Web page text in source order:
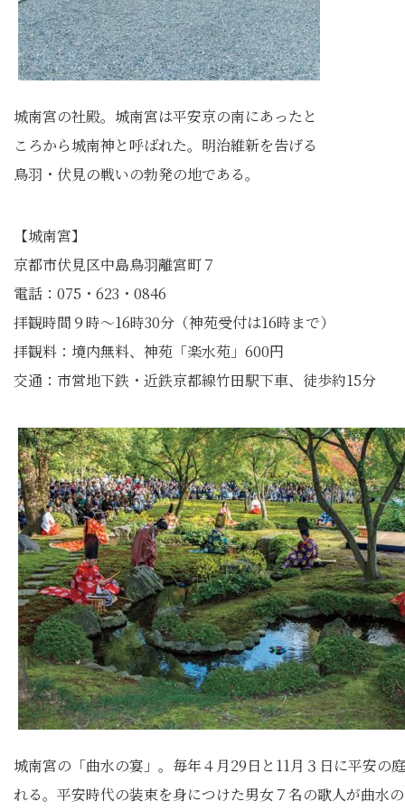
城南宮の社殿。城南宮は平安京の南にあったと
ころから城南神と呼ばれた。明治維新を告げる
鳥羽・伏見の戦いの勃発の地である。
【城南宮】
京都市伏見区中島鳥羽離宮町７
電話：075・623・0846
拝観時間９時～16時30分（神苑受付は16時まで）
拝観料：境内無料、神苑「楽水苑」600円
交通：市営地下鉄・近鉄京都線竹田駅下車、徒歩約15分
城南宮の「曲水の宴」。毎年４月29日と11月３日に平安の
れる。平安時代の装束を身につけた男女７名の歌人が曲水